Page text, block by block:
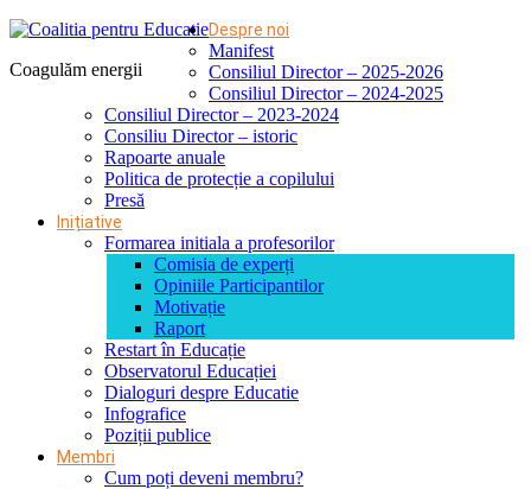
Coagulăm energii
Despre noi
Manifest
Consiliul Director – 2025-2026
Consiliul Director – 2024-2025
Consiliul Director – 2023-2024
Consiliu Director – istoric
Rapoarte anuale
Politica de protecție a copilului
Presă
Inițiative
Formarea initiala a profesorilor
Comisia de experți
Opiniile Participantilor
Motivație
Raport
Restart în Educație
Observatorul Educației
Dialoguri despre Educatie
Infografice
Poziții publice
Membri
Cum poți deveni membru?